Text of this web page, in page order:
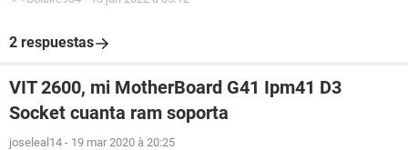
2 respuestas
VIT 2600, mi MotherBoard G41 Ipm41 D3
Socket cuanta ram soporta
joseleal14 - 19 mar 2020 à 20:25